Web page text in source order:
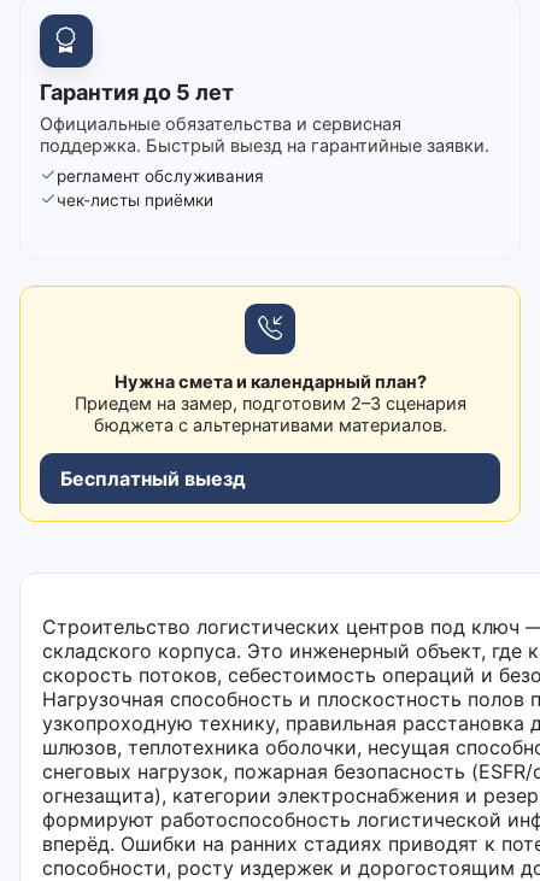
Гарантия до 5 лет
Официальные обязательства и сервисная
поддержка. Быстрый выезд на гарантийные заявки.
регламент обслуживания
чек-листы приёмки
Нужна смета и календарный план?
Приедем на замер, подготовим 2–3 сценария
бюджета с альтернативами материалов.
Бесплатный выезд
Строительство логистических центров под ключ
складского корпуса. Это инженерный объект, где
скорость потоков, себестоимость операций и
Нагрузочная способность и плоскостность
узкопроходную технику, правильная
шлюзов, теплотехника оболочки, несущая
снеговых нагрузок, пожарная безопасность
огнезащита), категории электроснабжения и
формируют работоспособность логистической
вперёд. Ошибки на ранних стадиях приводят к
способности, росту издержек и дорогостоящим